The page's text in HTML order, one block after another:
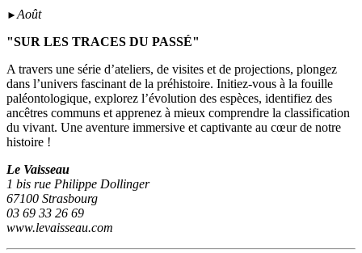
►Août
"SUR LES TRACES DU PASSÉ"
A travers une série d’ateliers, de visites et de projections, plongez
dans l’univers fascinant de la préhistoire. Initiez-vous à la fouille
paléontologique, explorez l’évolution des espèces, identifiez des
ancêtres communs et apprenez à mieux comprendre la classification
du vivant. Une aventure immersive et captivante au cœur de notre
histoire !
Le Vaisseau
1 bis rue Philippe Dollinger
67100 Strasbourg
03 69 33 26 69
www.levaisseau.com